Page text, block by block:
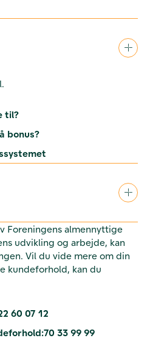
til?
bonus?
Foreningens almennyttige
udvikling og arbejde, kan
Vil du vide mere om din
kundeforhold, kan du
60 07 12
70 33 99 99